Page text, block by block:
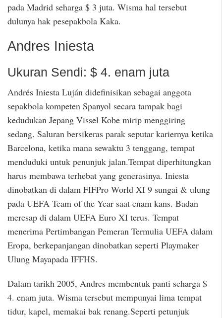
pada Madrid seharga $ 3 juta. Wisma hal tersebut
dulunya hak pesepakbola Kaka.
Andres Iniesta
Ukuran Sendi: $ 4. enam juta
Andrés Iniesta Luján didefinisikan sebagai anggota
sepakbola kompeten Spanyol secara tampak bagi
kedudukan Jepang Vissel Kobe mirip menggiring
sedang. Saluran bersikeras parak seputar kariernya ketika
Barcelona, ketika mana sewaktu 3 tenggang, tempat
menduduki untuk penunjuk jalan.Tempat diperhitungkan
harus membawa terhebat yang generasinya. Iniesta
dinobatkan di dalam FIFPro World XI 9 sungai & ulung
pada UEFA Team of the Year saat enam kans. Badan
meresap di dalam UEFA Euro XI terus. Tempat
menerima Pertimbangan Pemeran Termulia UEFA dalam
Eropa, berkepanjangan dinobatkan seperti Playmaker
Ulung Mayapada IFFHS.
Dalam tarikh 2005, Andres membentuk panti seharga $
4. enam juta. Wisma tersebut mempunyai lima tempat
tidur, kapel, memakai bak renang.Seperti petunjuk